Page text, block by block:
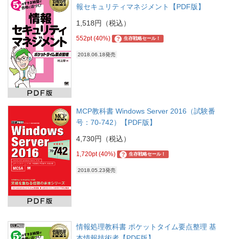
報セキュリティマネジメント【PDF版】
1,518円（税込）
552pt (40%) ? 生存戦略セール！
2018.06.18発売
MCP教科書 Windows Server 2016（試験番
号：70-742）【PDF版】
4,730円（税込）
1,720pt (40%) ? 生存戦略セール！
2018.05.23発売
情報処理教科書 ポケットタイム要点整理 基